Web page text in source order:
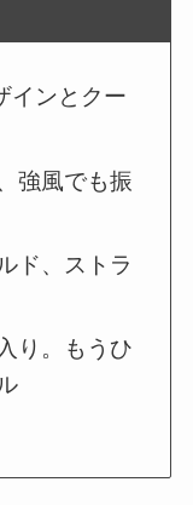
インとクー
強風でも振
ド、ストラ
り。もうひ